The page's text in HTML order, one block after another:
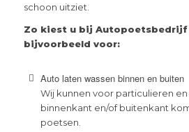
schoon uitziet.
Zo kiest u bij Autopoetsbedrijf
bijvoorbeeld voor:
Auto laten wassen binnen en buiten
Wij kunnen voor particulieren
binnenkant en/of buitenkant
poetsen.